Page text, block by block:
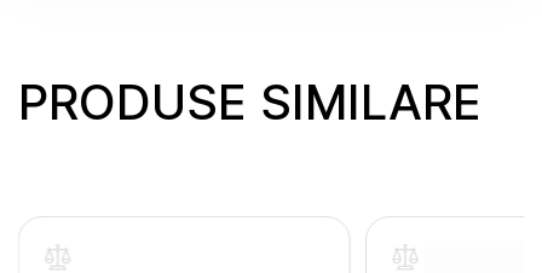
PRODUSE SIMILARE